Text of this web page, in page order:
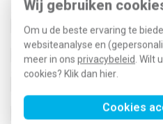
Wij gebruiken
Om u de beste ervaring te
websiteanalyse en
meer in ons privacybeleid . Wilt
cookies? Klik dan hier
Cookies
Specificatie
Nom. stroom
Nom. spanning
Kleur
Aantal klemposities
Type / SKU (MPN)